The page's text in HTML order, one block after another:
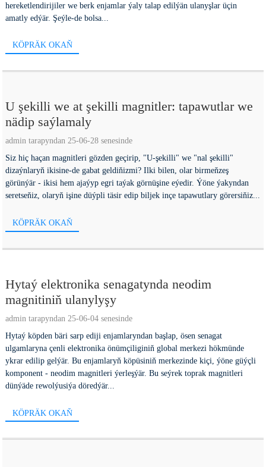
hereketlendirijiler we berk enjamlar ýaly talap edilýän ulanyşlar üçin
amatly edýär. Şeýle-de bolsa...
KÖPRÄK OKAŇ
U şekilli we at şekilli magnitler: tapawutlar we
nädip saýlamaly
admin tarapyndan 25-06-28 senesinde
Siz hiç haçan magnitleri gözden geçirip, "U-şekilli" we "nal şekilli"
dizaýnlaryň ikisine-de gabat geldiňizmi? Ilki bilen, olar birmeňzeş
görünýär - ikisi hem ajaýyp egri taýak görnüşine eýedir. Ýöne ýakyndan
seretseňiz, olaryň işine düýpli täsir edip biljek inçe tapawutlary görersiňiz...
KÖPRÄK OKAŇ
Hytaý elektronika senagatynda neodim
magnitiniň ulanylyşy
admin tarapyndan 25-06-04 senesinde
Hytaý köpden bäri sarp ediji enjamlaryndan başlap, ösen senagat
ulgamlaryna çenli elektronika önümçiliginiň global merkezi hökmünde
ykrar edilip gelýär. Bu enjamlaryň köpüsiniň merkezinde kiçi, ýöne güýçli
komponent - neodim magnitleri ýerleşýär. Bu seýrek toprak magnitleri
dünýäde rewolýusiýa döredýär...
KÖPRÄK OKAŇ